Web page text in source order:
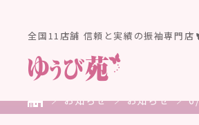
全国11店舗 信頼と実績の振袖専門店
お知らせ お知らせ